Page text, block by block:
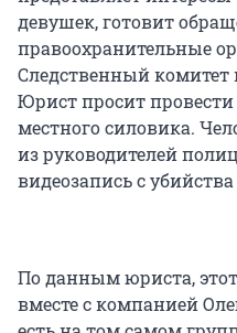
Сейчас задержаны и
подозреваемых из
оказались не
девушек, готовит
правоохранительные
Следственный комитет
Юрист просит
местного силовика.
из руководителей
видеозапись с
По данным юриста,
вместе с компанией